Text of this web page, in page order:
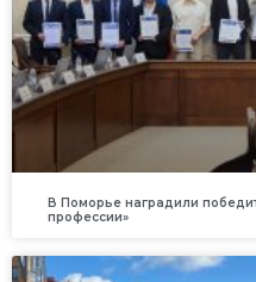
В Поморье наградили
профессии»